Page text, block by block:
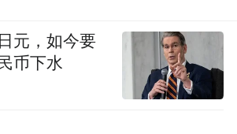
元，如今要
币下水